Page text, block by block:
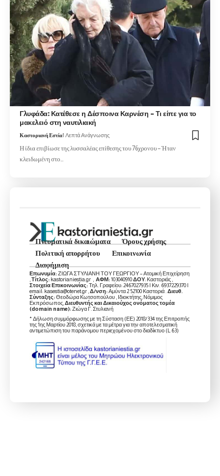
Γλυφάδα: Κατέθεσε η Δέσποινα Καρνέση – Τι είπε για το
μακελειό στη ναυτιλιακή
Καστοριανή Εστία1 Λεπτά Ανάγνωσης
Η ίδια επιβίωσε της λυσσαλέας επίθεσης του 76χρονου – Ήταν
κλειδωμένη στο…
Πνευματικά δικαιώματα
Όρους χρήσης
Πολιτική απορρήτου
Επικοινωνία
Διαφήμιση
Επωνυμία:ΖΙΩΓΑ ΣΤΥΛΙΑΝΗ ΤΟΥ ΓΕΩΡΓΙΟΥ – Ατομική Επιχείρηση
Τίτλος: kastorianiestia.gr , ΑΦΜ:103040910ΔΟΥ: Καστοριάς ,
Στοιχεία Επικοινωνίας:Τηλ. Γραφείου: 2467027935 | Κιν. 6937229370 |
email: kasestia@otenet.gr , Δ/νση:Αμύντα 2 52100 Καστοριά . Διευθ.
Σύνταξης:Θεοδώρα Κωτσοπούλου , Ιδιοκτήτης, Νόμιμος
Εκπρόσωπος, Διευθυντής και Δικαιούχος ονόματος τομέα
(domain name):Ζιώγα Γ. Στυλιανή
* Δήλωση συμμόρφωσης με τη Σύσταση (ΕΕ) 2018/334 της Επιτροπής
της 1ης Μαρτίου 2018, σχετικά με τα μέτρα για την αποτελεσματική
αντιμετώπιση του παράνομου περιεχομένου στο διαδίκτυο (L 63)